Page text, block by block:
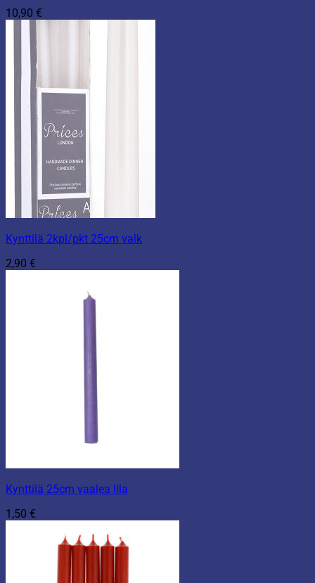
10,90 €
Kynttilä 2kpl/pkt 25cm valk
2,90 €
Kynttilä 25cm vaalea lila
1,50 €